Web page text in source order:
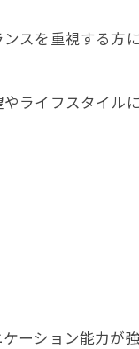
スを重視する方
ライフスタイル
ーション能力が